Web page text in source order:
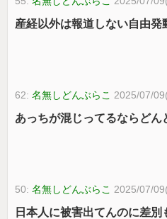
産経以外は報道しない自由発
62:名無しどんぶらこ 2025/07/
あっちが混じってるならど
50:名無しどんぶらこ 2025/07/
日本人に被害出てんのに差別